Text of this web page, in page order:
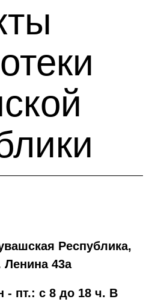
Республика,
Ленина 43а
- пт.: с 8 до 18 ч. В